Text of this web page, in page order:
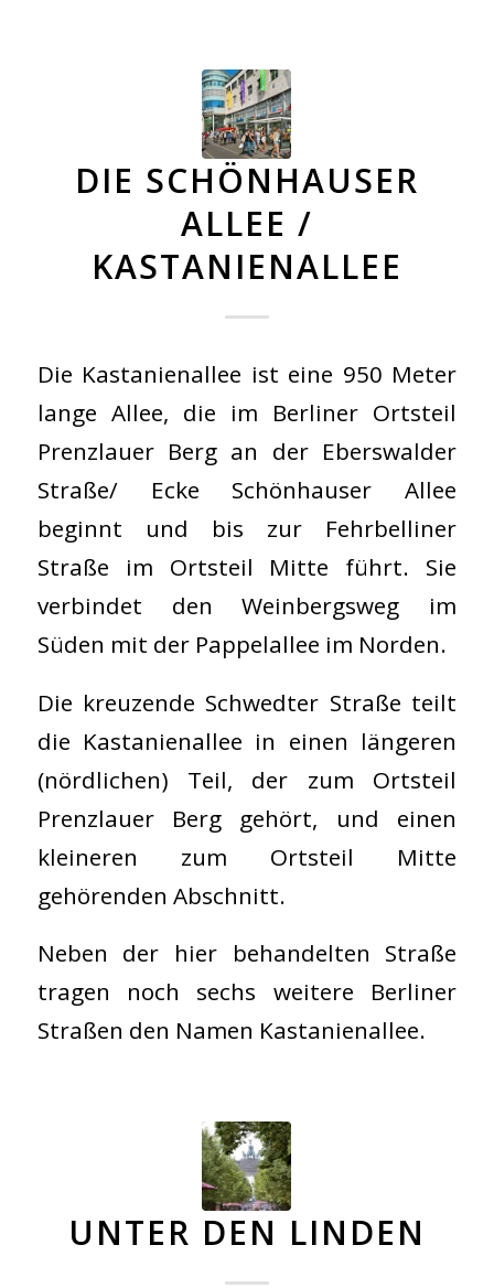
DIE SCHÖNHAUSER
ALLEE /
KASTANIENALLEE
Die Kastanienallee ist eine 950 Meter
lange Allee, die im Berliner Ortsteil
Prenzlauer Berg an der Eberswalder
Straße/ Ecke Schönhauser Allee
beginnt und bis zur Fehrbelliner
Straße im Ortsteil Mitte führt. Sie
verbindet den Weinbergsweg im
Süden mit der Pappelallee im Norden.
Die kreuzende Schwedter Straße teilt
die Kastanienallee in einen längeren
(nördlichen) Teil, der zum Ortsteil
Prenzlauer Berg gehört, und einen
kleineren zum Ortsteil Mitte
gehörenden Abschnitt.
Neben der hier behandelten Straße
tragen noch sechs weitere Berliner
Straßen den Namen Kastanienallee.
UNTER DEN LINDEN